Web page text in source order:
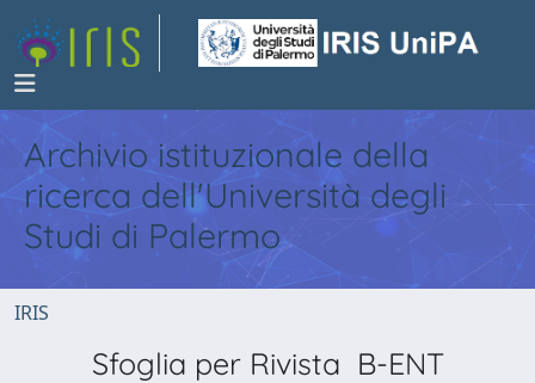
Archivio istituzionale della
ricerca dell'Università degli
Studi di Palermo
IRIS
Sfoglia per Rivista B-ENT